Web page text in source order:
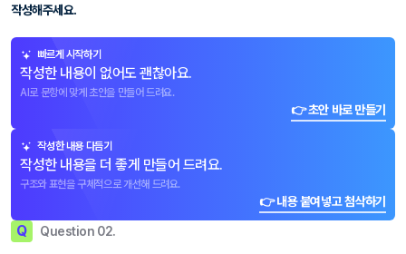
작성해주세요.
빠르게 시작하기
작성한 내용이 없어도 괜찮아요.
AI로 문항에 맞게 초안을 만들어 드려요.
👉 초안 바로 만들기
작성한 내용 다듬기
작성한 내용을 더 좋게 만들어 드려요.
구조와 표현을 구체적으로 개선해 드려요.
👉 내용 붙여넣고 첨삭하기
Q Question 02.